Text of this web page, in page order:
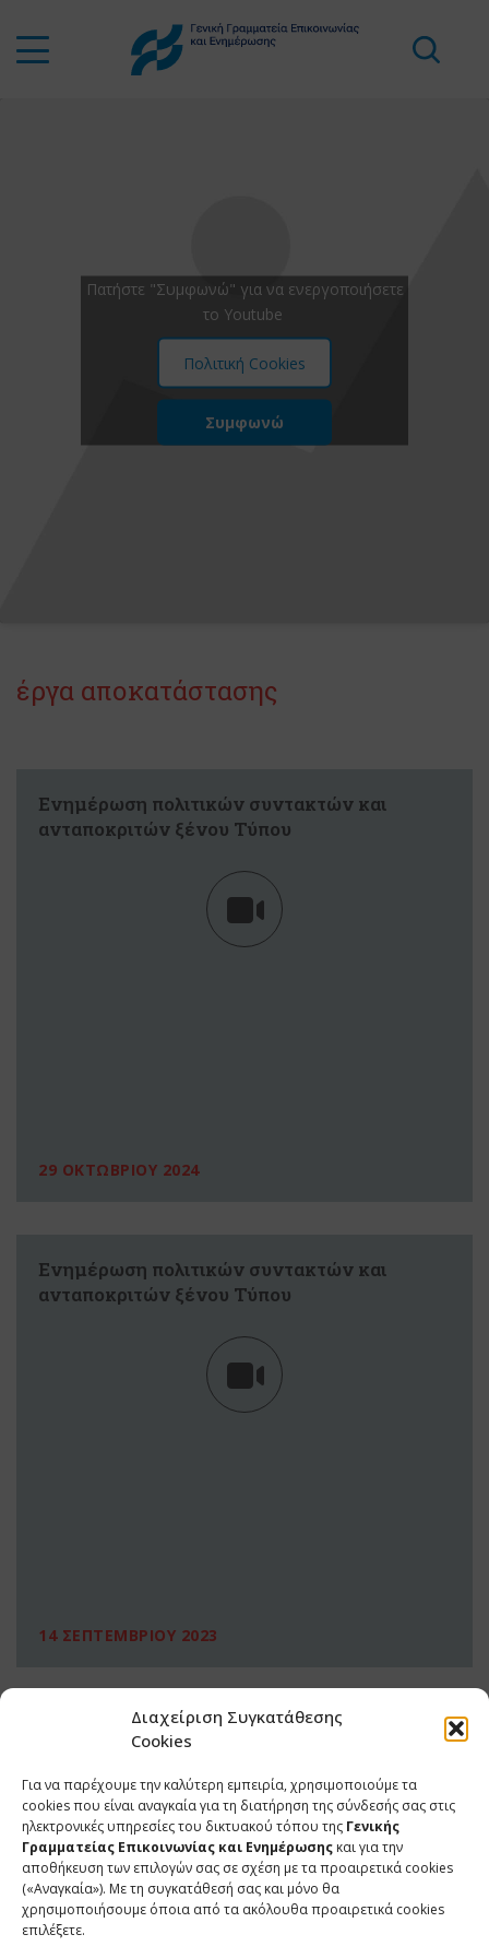
Διαχείριση Συγκατάθεσης
Cookies
Για να παρέχουμε την καλύτερη εμπειρία, χρησιμοποιούμε τα
cookies που είναι αναγκαία για τη διατήρηση της σύνδεσής σας στις
ηλεκτρονικές υπηρεσίες του δικτυακού τόπου της Γενικής
Γραμματείας Επικοινωνίας και Ενημέρωσης και για την
αποθήκευση των επιλογών σας σε σχέση με τα προαιρετικά cookies
(«Αναγκαία»). Με τη συγκατάθεσή σας και μόνο θα
χρησιμοποιήσουμε όποια από τα ακόλουθα προαιρετικά cookies
επιλέξετε.
Πατήστε "Συμφωνώ" για να ενεργοποιήσετε
το Youtube
Πολιτική Cookies
Συμφωνώ
έργα αποκατάστασης
Ενημέρωση πολιτικών συντακτών και
ανταποκριτών ξένου Τύπου
29 ΟΚΤΩΒΡΙΟΥ 2024
Ενημέρωση πολιτικών συντακτών και
ανταποκριτών ξένου Τύπου
14 ΣΕΠΤΕΜΒΡΙΟΥ 2023
ΕΠΙΚΟΙΝΩΝΙΑ
Φραγκούδη 11 & Αλεξάνδρου Πάντου